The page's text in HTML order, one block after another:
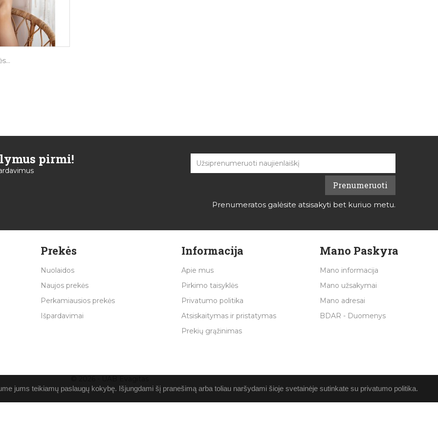
pirmi!
Prenumeratos galėsite atsisakyti bet kuriuo metu.
Prekės
Nuolaidos
Naujos prekės
Perkamiausios prekės
Išpardavimai
Informacija
Apie mus
Pirkimo taisyklės
Privatumo politika
Atsiskaitymas ir pristatymas
Prekių grąžinimas
Mano Paskyra
Mano informacija
Mano užsakymai
Mano adresai
BDAR - Duomenys
jums teikiamų paslaugų kokybę. Išjungdami šį pranešimą arba toliau naršydami šioje svetainėje sutinkate su privatumo politika.